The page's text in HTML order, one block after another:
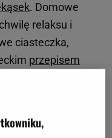
. Domowe
relaksu i
ciasteczka,
przepisem
łączy prostotę z